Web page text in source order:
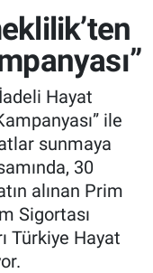
Hayat
ile
sunmaya
30
alınan Prim
Sigortası
Türkiye Hayat